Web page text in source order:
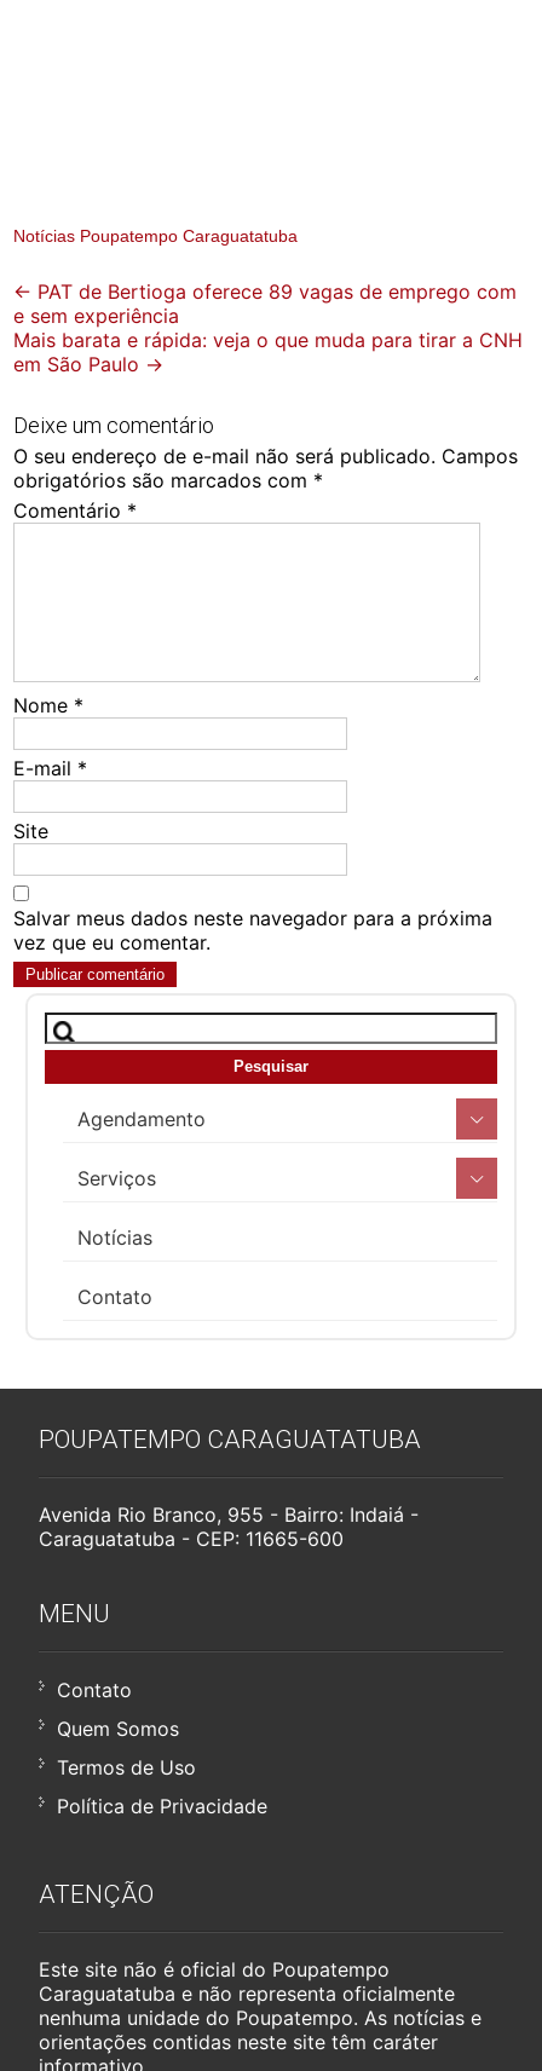
Notícias Poupatempo Caraguatatuba
Post
navigation
← PAT de Bertioga oferece 89 vagas de emprego com
e sem experiência
Mais barata e rápida: veja o que muda para tirar a CNH
em São Paulo →
Deixe um comentário
O seu endereço de e-mail não será publicado. Campos
obrigatórios são marcados com *
Comentário *
Nome *
E-mail *
Site
Salvar meus dados neste navegador para a próxima
vez que eu comentar.
Agendamento
Serviços
Notícias
Contato
POUPATEMPO CARAGUATATUBA
Avenida Rio Branco, 955 - Bairro: Indaiá -
Caraguatatuba - CEP: 11665-600
MENU
Contato
Quem Somos
Termos de Uso
Política de Privacidade
ATENÇÃO
Este site não é oficial do Poupatempo
Caraguatatuba e não representa oficialmente
nenhuma unidade do Poupatempo. As notícias e
orientações contidas neste site têm caráter
informativo.